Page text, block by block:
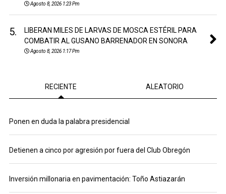
Agosto 8, 2026 1:23 Pm
5.
LIBERAN MILES DE LARVAS DE MOSCA ESTÉRIL PARA
COMBATIR AL GUSANO BARRENADOR EN SONORA
Agosto 8, 2026 1:17 Pm
RECIENTE ALEATORIO
Ponen en duda la palabra presidencial
Detienen a cinco por agresión por fuera del Club Obregón
Inversión millonaria en pavimentación: Toño Astiazarán